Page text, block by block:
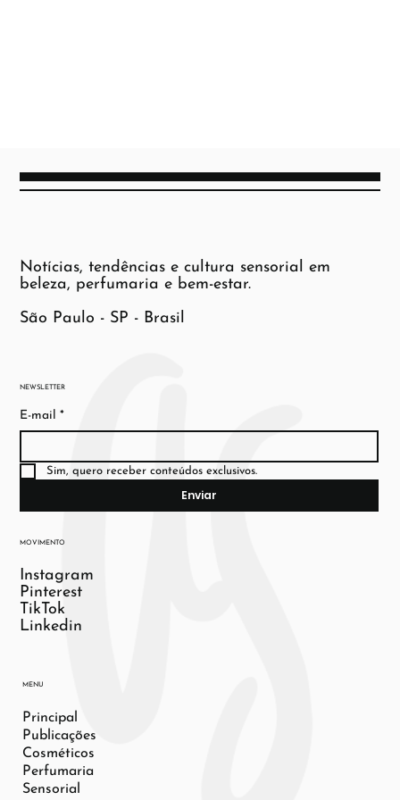
NEWSLETTER
E-mail *
Sim, quero receber conteúdos exclusivos.
Enviar
MOVIMENTO
Instagram
Pinterest
TikTok
Linkedin
MENU
Principal
Publicações
Cosméticos
Perfumaria
Sensorial
Notícias, tendências e cultura sensorial em
beleza, perfumaria e bem-estar.
São Paulo - SP - Brasil